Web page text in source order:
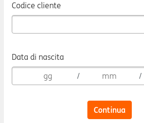
Codice cliente
Data di nascita
/
/
Continua